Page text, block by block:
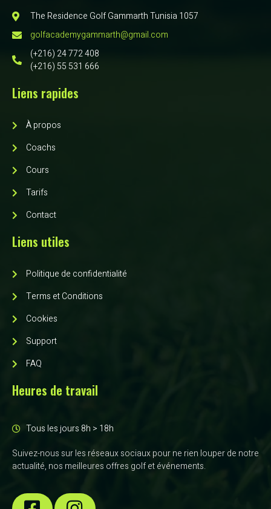
The Residence Golf Gammarth Tunisia 1057
golfacademygammarth@gmail.com
(+216) 24 772 408
(+216) 55 531 666
Liens rapides
À propos
Coachs
Cours
Tarifs
Contact
Liens utiles
Politique de confidentialité
Terms et Conditions
Cookies
Support
FAQ
Heures de travail
Tous les jours 8h > 18h
Suivez-nous sur les réseaux sociaux pour ne rien louper de notre
actualité, nos meilleures offres golf et événements.